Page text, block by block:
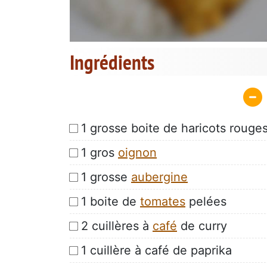
Ingrédients
1 grosse boite de haricots
1 gros oignon
1 grosse aubergine
1 boite de tomates pelées
2 cuillères à café de curry
1 cuillère à café de paprika